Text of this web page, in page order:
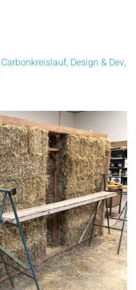
Carbonkreislauf, Design & Dev,